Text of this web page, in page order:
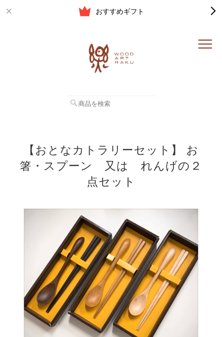
おすすめギフト
【おとなカトラリーセット】 お
箸・スプーン 又は れんげの２
点セット